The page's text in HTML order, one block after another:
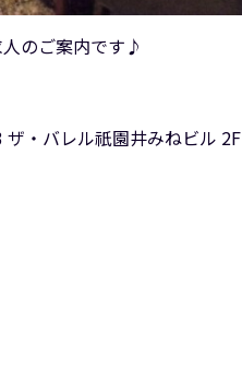
のご案内です♪
・バレル祇園井みねビル 2F